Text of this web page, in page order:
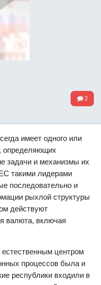
2
имеет одного или
определяющих
задачи и механизмы их
такими лидерами
последовательно и
рыхлой структуры
действуют
валюта, включая
естественным центром
процессов была и
республики входили в